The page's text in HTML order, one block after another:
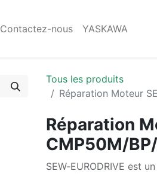
Contactez-nous YASKAWA
Tous les produits
Réparation Moteur
Réparation
CMP50M/
SEW‑EURODRIVE est